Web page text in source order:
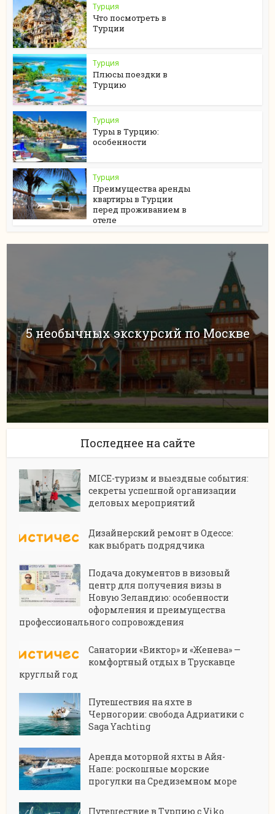
Турция
Что посмотреть в
Турции
Турция
Плюсы поездки в
Турцию
Турция
Туры в Турцию:
особенности
Турция
Преимущества аренды
квартиры в Турции
перед проживанием в
отеле
5 необычных экскурсий по Москве
Последнее на сайте
MICE-туризм и выездные события:
секреты успешной организации
деловых мероприятий
Дизайнерский ремонт в Одессе:
как выбрать подрядчика
Подача документов в визовый
центр для получения визы в
Новую Зеландию: особенности
оформления и преимущества
профессионального сопровождения
Санатории «Виктор» и «Женева» —
комфортный отдых в Трускавце
круглый год
Путешествия на яхте в
Черногории: свобода Адриатики с
Saga Yachting
Аренда моторной яхты в Айя-
Напе: роскошные морские
прогулки на Средиземном море
Путешествие в Турцию с Viko